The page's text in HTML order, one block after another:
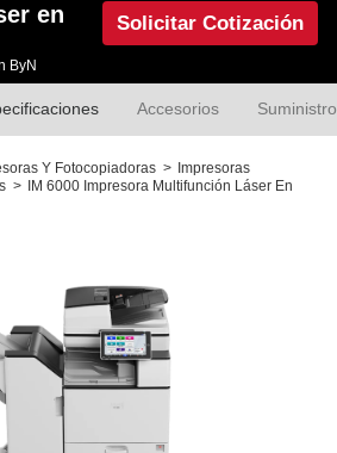
en
ByN
Solicitar Cotización
Accesorios
Y Fotocopiadoras > Impresoras
>
IM 6000 Impresora Multifunción Láser En